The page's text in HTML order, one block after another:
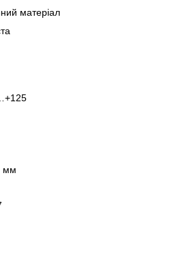
матеріал
мм